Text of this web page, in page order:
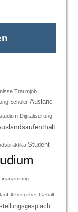
Traumjob
Schüler Ausland
Digitalisierung
Student
Arbeitgeber Gehalt